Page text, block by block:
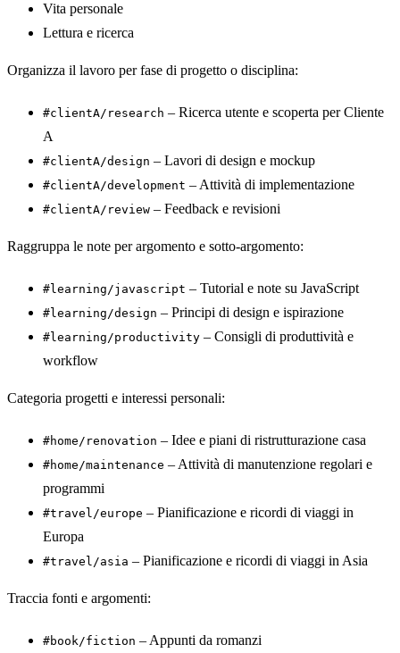
Vita personale
Lettura e ricerca
Organizza il lavoro per fase di progetto o disciplina:
#clientA/research – Ricerca utente e scoperta per Cliente
A
#clientA/design – Lavori di design e mockup
#clientA/development – Attività di implementazione
#clientA/review – Feedback e revisioni
Raggruppa le note per argomento e sotto-argomento:
#learning/javascript – Tutorial e note su JavaScript
#learning/design – Principi di design e ispirazione
#learning/productivity – Consigli di produttività e
workflow
Categoria progetti e interessi personali:
#home/renovation – Idee e piani di ristrutturazione casa
#home/maintenance – Attività di manutenzione regolari e
programmi
#travel/europe – Pianificazione e ricordi di viaggi in
Europa
#travel/asia – Pianificazione e ricordi di viaggi in Asia
Traccia fonti e argomenti:
#book/fiction – Appunti da romanzi